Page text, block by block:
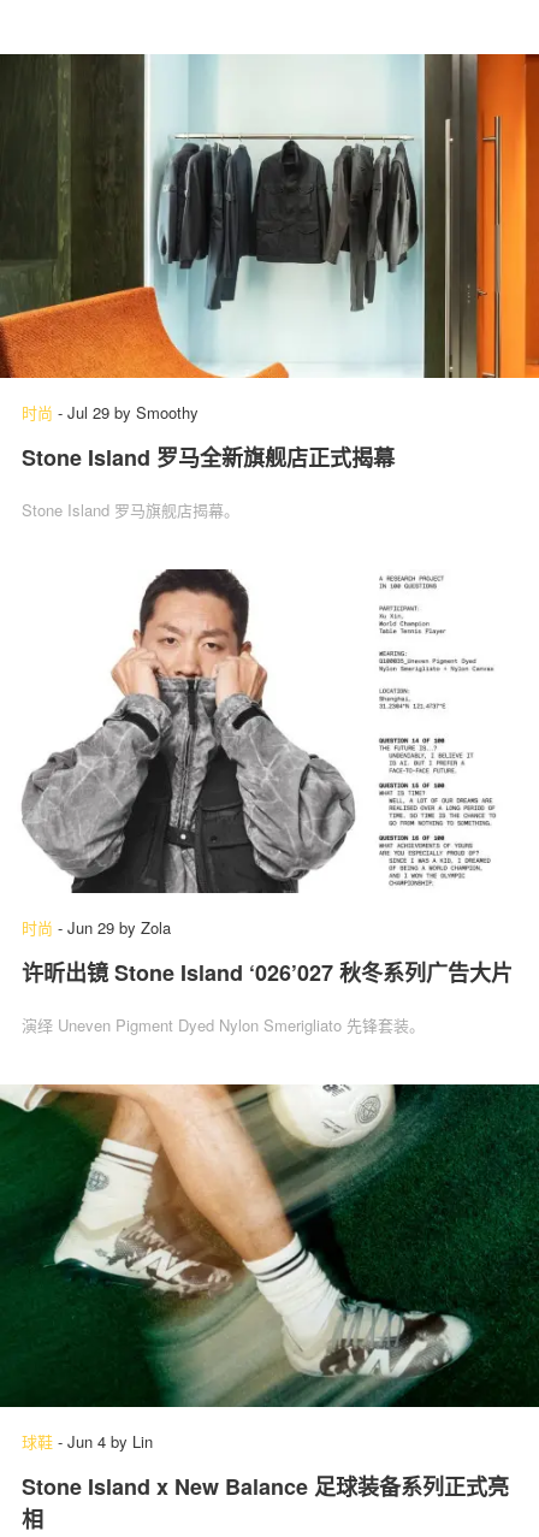
时尚 - Jul 29 by Smoothy
Stone Island 罗马全新旗舰店正式揭幕
Stone Island 罗马旗舰店揭幕。
时尚 - Jun 29 by Zola
许昕出镜 Stone Island ‘026’027 秋冬系列广告大片
演绎 Uneven Pigment Dyed Nylon Smerigliato 先锋套装。
球鞋 - Jun 4 by Lin
Stone Island x New Balance 足球装备系列正式亮
相